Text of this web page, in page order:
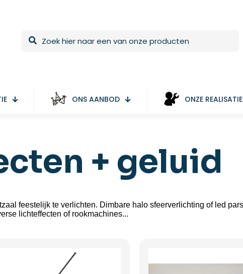
ONS AANBOD ONZE
+ geluid
feestelijk te verlichten. Dimbare halo sfeerverlichting of led
lichteffecten of rookmachines...